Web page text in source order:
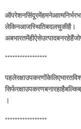
लेकिनआजस्थितिबदलचुकीहै।
*****************
।
*****************